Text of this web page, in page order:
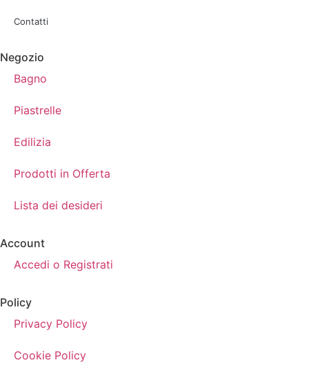
Contatti
Negozio
Bagno
Piastrelle
Edilizia
Prodotti in Offerta
Lista dei desideri
Account
Accedi o Registrati
Policy
Privacy Policy
Cookie Policy